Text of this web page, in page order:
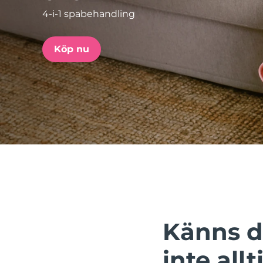
4-i-1 spabehandling
Köp nu
Känns
issa™ Teeth Whitening Set
FAQ™ Dual LED Panel
POPULÄR